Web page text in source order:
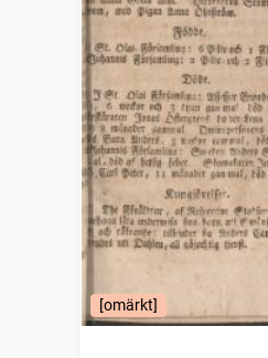
[omärkt]